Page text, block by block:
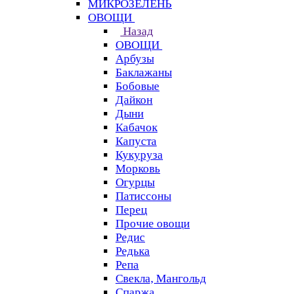
МИКРОЗЕЛЕНЬ
ОВОЩИ
Назад
ОВОЩИ
Арбузы
Баклажаны
Бобовые
Дайкон
Дыни
Кабачок
Капуста
Кукуруза
Морковь
Огурцы
Патиссоны
Перец
Прочие овощи
Редис
Редька
Репа
Свекла, Мангольд